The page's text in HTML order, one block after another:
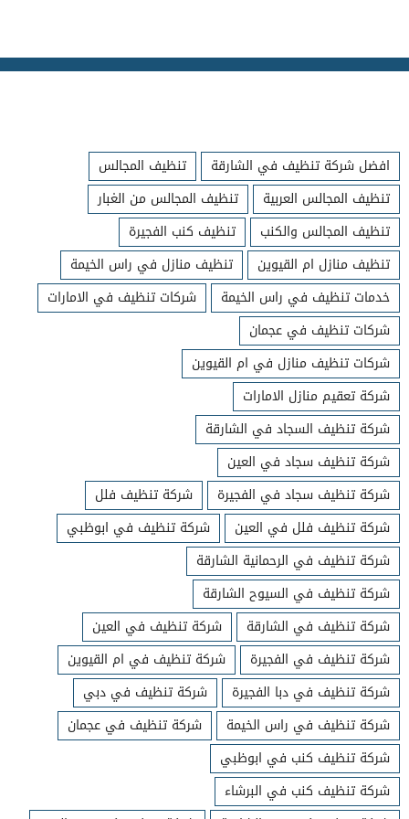
افضل شركة تنظيف في الشارقة
تنظيف المجالس
تنظيف المجالس العربية
تنظيف المجالس من الغبار
تنظيف المجالس والكنب
تنظيف كنب الفجيرة
تنظيف منازل ام القيوين
تنظيف منازل في راس الخيمة
خدمات تنظيف في راس الخيمة
شركات تنظيف في الامارات
شركات تنظيف في عجمان
شركات تنظيف منازل في ام القيوين
شركة تعقيم منازل الامارات
شركة تنظيف السجاد في الشارقة
شركة تنظيف سجاد في العين
شركة تنظيف سجاد في الفجيرة
شركة تنظيف فلل
شركة تنظيف فلل في العين
شركة تنظيف في ابوظبي
شركة تنظيف في الرحمانية الشارقة
شركة تنظيف في السيوح الشارقة
شركة تنظيف في الشارقة
شركة تنظيف في العين
شركة تنظيف في الفجيرة
شركة تنظيف في ام القيوين
شركة تنظيف في دبا الفجيرة
شركة تنظيف في دبي
شركة تنظيف في راس الخيمة
شركة تنظيف في عجمان
شركة تنظيف كنب في ابوظبي
شركة تنظيف كنب في البرشاء